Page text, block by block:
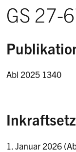
GS 27-
Abl 2025 1340
1. Januar 2026